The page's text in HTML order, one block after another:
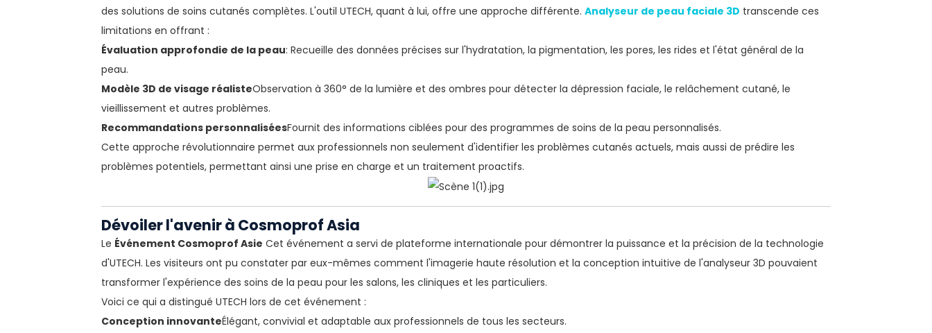
des solutions de soins cutanés complètes. L'outil UTECH, quant à lui, offre une approche différente. Analyseur de peau faciale 3D transcende ces
limitations en offrant :
Évaluation approfondie de la peau: Recueille des données précises sur l'hydratation, la pigmentation, les pores, les rides et l'état général de la
peau.
Modèle 3D de visage réalisteObservation à 360° de la lumière et des ombres pour détecter la dépression faciale, le relâchement cutané, le
vieillissement et autres problèmes.
Recommandations personnaliséesFournit des informations ciblées pour des programmes de soins de la peau personnalisés.
Cette approche révolutionnaire permet aux professionnels non seulement d'identifier les problèmes cutanés actuels, mais aussi de prédire les
problèmes potentiels, permettant ainsi une prise en charge et un traitement proactifs.
Dévoiler l'avenir à Cosmoprof Asia
Le Événement Cosmoprof Asie Cet événement a servi de plateforme internationale pour démontrer la puissance et la précision de la technologie
d'UTECH. Les visiteurs ont pu constater par eux-mêmes comment l'imagerie haute résolution et la conception intuitive de l'analyseur 3D pouvaient
transformer l'expérience des soins de la peau pour les salons, les cliniques et les particuliers.
Voici ce qui a distingué UTECH lors de cet événement :
Conception innovanteÉlégant, convivial et adaptable aux professionnels de tous les secteurs.